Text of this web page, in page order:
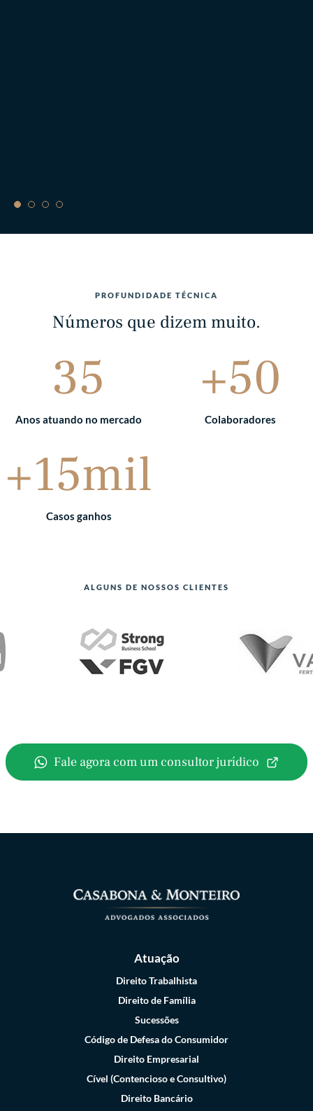
PROFUNDIDADE TÉCNICA
Números que dizem muito.
35
Anos atuando no mercado
+50
Colaboradores
+15mil
Casos ganhos
ALGUNS DE NOSSOS CLIENTES
Fale agora com um consultor jurídico
Atuação
Direito Trabalhista
Direito de Família
Sucessões
Código de Defesa do Consumidor
Direito Empresarial
Cível (Contencioso e Consultivo)
Direito Bancário